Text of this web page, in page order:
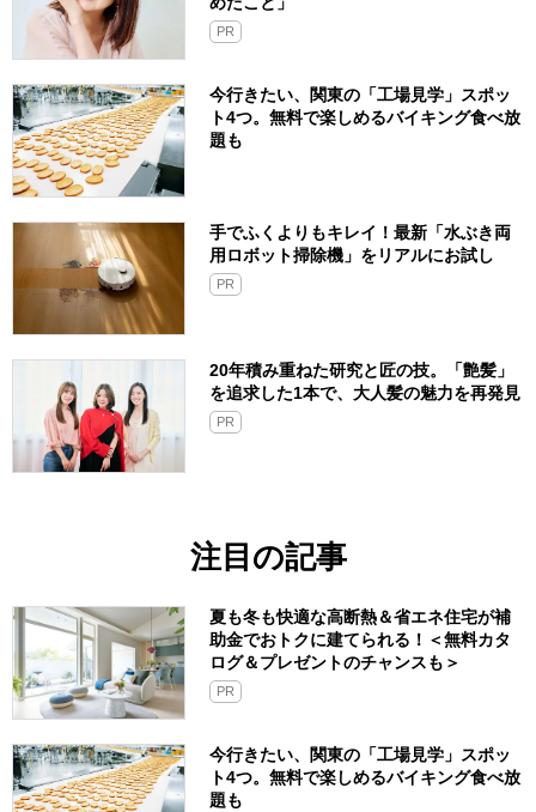
PR
今行きたい、関東の「工場見学」スポッ
ト4つ。無料で楽しめるバイキング食べ放
題も
手でふくよりもキレイ！最新「水ぶき両
用ロボット掃除機」をリアルにお試し
PR
20年積み重ねた研究と匠の技。「艶髪」
を追求した1本で、大人髪の魅力を再発見
PR
注目の記事
夏も冬も快適な高断熱＆省エネ住宅が補
助金でおトクに建てられる！＜無料カタ
ログ＆プレゼントのチャンスも＞
PR
今行きたい、関東の「工場見学」スポッ
ト4つ。無料で楽しめるバイキング食べ放
題も